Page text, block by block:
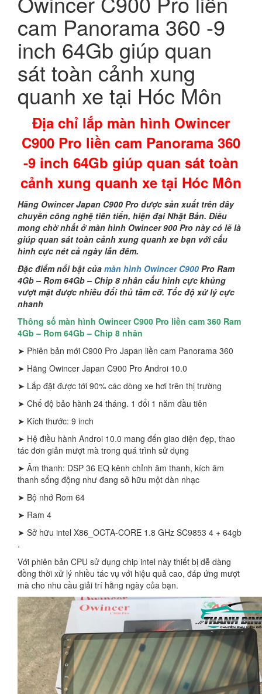
cam Panorama 360 -9
inch 64Gb giúp quan
sát toàn cảnh xung
quanh xe tại Hóc Môn
Địa chỉ lắp màn hình Owincer
C900 Pro liền cam Panorama 360
-9 inch 64Gb giúp quan sát toàn
cảnh xung quanh xe tại Hóc Môn
Hãng Owincer Japan C900 Pro được sản xuất trên dây
chuyền công nghệ tiên tiến, hiện đại Nhật Bản. Điều
mong chờ nhất ở màn hình Owincer 900 Pro này có lẽ là
giúp quan sát toàn cảnh xung quanh xe bạn với cấu
hình cực nét cả ngày lẫn đêm.
Đặc điểm nổi bật của màn hình Owincer C900 Pro Ram
4Gb – Rom 64Gb – Chip 8 nhân cấu hình cực khủng
vượt mặt được nhiều đối thủ tầm cỡ. Tốc độ xử lý cực
nhanh
Thông số màn hình Owincer C900 Pro liền cam 360 Ram
4Gb – Rom 64Gb – Chip 8 nhân
➤ Phiên bản mới C900 Pro Japan liền cam Panorama 360
➤ Hãng Owincer Japan C900 Pro Androi 10.0
➤ Lắp đặt được tới 90% các dòng xe hơi trên thị trường
➤ Chế độ bảo hành 24 tháng. 1 đổi 1 năm đầu tiên
➤ Kích thước: 9 inch
➤ Hệ điều hành Androi 10.0 mang đến giao diện đẹp, thao
tác đơn giản mượt mà trong quá trình sử dụng
➤ Âm thanh: DSP 36 EQ kênh chỉnh âm thanh, kích âm
thanh sống động như đang sở hữu một dàn nhạc
➤ Bộ nhớ Rom 64
➤ Ram 4
➤ Sở hữu intel X86_OCTA-CORE 1.8 GHz SC9853 4 + 64gb
.
Với phiên bản CPU sử dụng chip intel này thiết bị dễ dàng
đồng thời xử lý nhiều tác vụ với hiệu quả cao, đáp ứng mượt
mà cho nhu cầu giải trí hằng ngày của bạn.